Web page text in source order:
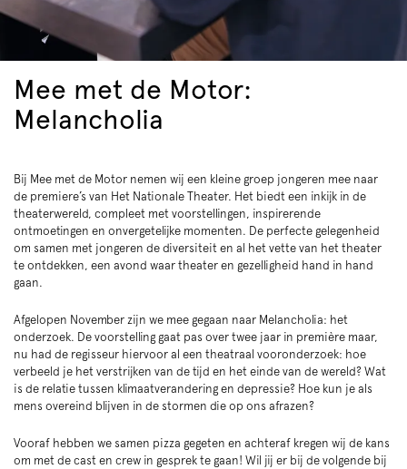
Mee met de Motor:
Melancholia
Bij Mee met de Motor nemen wij een kleine groep jongeren mee naar
de premiere’s van Het Nationale Theater. Het biedt een inkijk in de
theaterwereld, compleet met voorstellingen, inspirerende
ontmoetingen en onvergetelijke momenten. De perfecte gelegenheid
om samen met jongeren de diversiteit en al het vette van het theater
te ontdekken, een avond waar theater en gezelligheid hand in hand
gaan.
Afgelopen November zijn we mee gegaan naar Melancholia: het
onderzoek. De voorstelling gaat pas over twee jaar in première maar,
nu had de regisseur hiervoor al een theatraal vooronderzoek: hoe
verbeeld je het verstrijken van de tijd en het einde van de wereld? Wat
is de relatie tussen klimaatverandering en depressie? Hoe kun je als
mens overeind blijven in de stormen die op ons afrazen?
Vooraf hebben we samen pizza gegeten en achteraf kregen wij de kans
om met de cast en crew in gesprek te gaan! Wil jij er bij de volgende bij